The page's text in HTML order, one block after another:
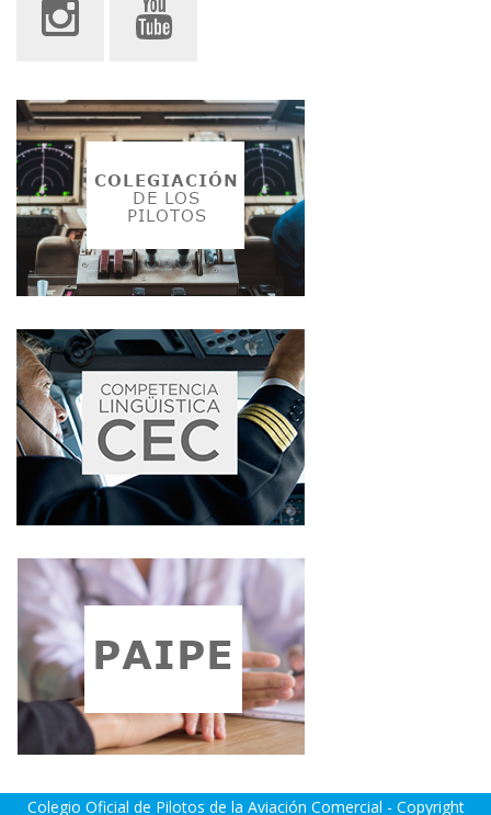
Colegio Oficial de Pilotos de la Aviación Comercial - Copyright